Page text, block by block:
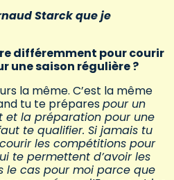
Starck que je
différemment pour courir
une saison régulière ?
la même. C’est la même
tu te préparespour un
et la préparation pour une
te qualifier. Si jamais tu
les compétitions pour
te permettent d’avoir les
le cas pour moi parce que